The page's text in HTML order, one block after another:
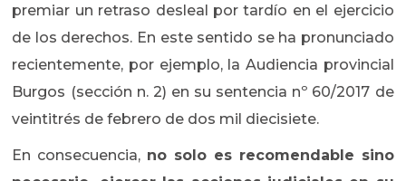
premiar un retraso desleal por tardío en el ejercicio
de los derechos. En este sentido se ha pronunciado
recientemente, por ejemplo, la Audiencia provincial
Burgos (sección n. 2) en su sentencia nº 60/2017 de
veintitrés de febrero de dos mil diecisiete.
En consecuencia, no solo es recomendable sino